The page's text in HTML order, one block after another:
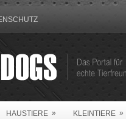
HAUSTIERE » KLEINTIERE »